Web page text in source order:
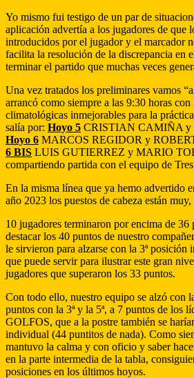
Yo mismo fui testigo de un par de
aplicación advertía a los jugadores de que
introducidos por el jugador y el marcador
facilita la resolución de la discrepancia en
terminar el partido que muchas veces
Una vez tratados los preliminares vamos
arrancó como siempre a las 9:30 horas
climatológicas inmejorables para la
salía por: Hoyo 5 CRISTIAN CAMIÑA y
Hoyo 6 MARCOS REGIDOR y
6 BIS LUIS GUTIERREZ y MARIO
compartiendo partida con el equipo de
En la misma línea que ya hemo advertido
año 2023 los puestos de cabeza están
10 jugadores terminaron por encima de 36
destacar los 40 puntos de nuestro
le sirvieron para alzarse con la 3ª posición
que puede servir para ilustrar este gran
jugadores que superaron los 33 puntos.
Con todo ello, nuestro equipo se alzó con
puntos con la 3ª y la 5ª, a 7 puntos de los
GOLFOS, que a la postre también se
individual (44 puntitos de nada). Como
mantuvo la calma y con oficio y saber
en la parte intermedia de la tabla,
posiciones en los últimos hoyos.